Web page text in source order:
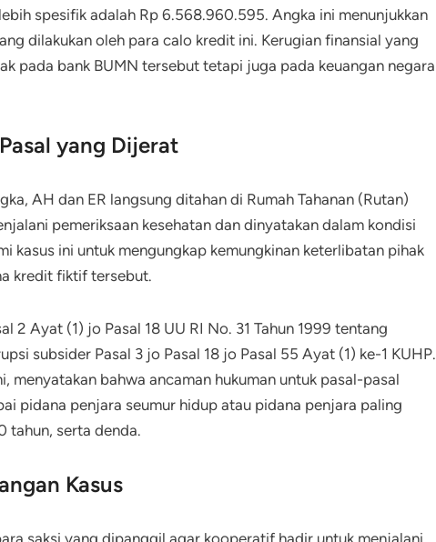
spesifik adalah Rp 6.568.960.595. Angka ini menunjukkan
dilakukan oleh para calo kredit ini. Kerugian finansial yang
pada bank BUMN tersebut tetapi juga pada keuangan negara
yang Dijerat
AH dan ER langsung ditahan di Rumah Tahanan (Rutan)
pemeriksaan kesehatan dan dinyatakan dalam kondisi
kasus ini untuk mengungkap kemungkinan keterlibatan pihak
kredit fiktif tersebut.
2 Ayat (1) jo Pasal 18 UU RI No. 31 Tahun 1999 tentang
subsider Pasal 3 jo Pasal 18 jo Pasal 55 Ayat (1) ke-1 KUHP.
menyatakan bahwa ancaman hukuman untuk pasal-pasal
pidana penjara seumur hidup atau pidana penjara paling
tahun, serta denda.
Kasus